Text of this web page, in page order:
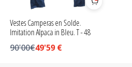
Vestes Camperas en Solde.
Imitation Alpaca in Bleu. T - 48
90'00€49'59 €